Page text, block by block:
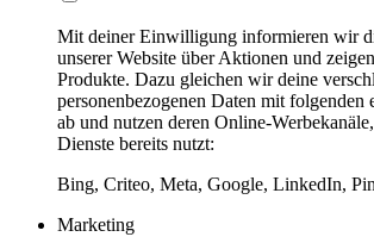
Mit deiner Einwilligung informieren wir
unserer Website über Aktionen und
Produkte. Dazu gleichen wir deine
personenbezogenen Daten mit folgenden
ab und nutzen deren Online-
Dienste bereits nutzt:
Bing, Criteo, Meta, Google, LinkedIn,
Marketing